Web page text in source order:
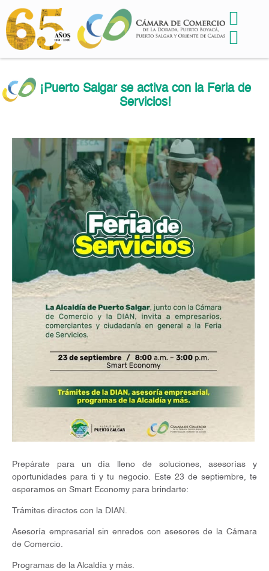
¡Puerto Salgar se activa con la Feria de
Servicios!
Prepárate para un día lleno de soluciones, asesorías y
oportunidades para ti y tu negocio. Este 23 de septiembre, te
esperamos en Smart Economy para brindarte:
Trámites directos con la DIAN.
Asesoría empresarial sin enredos con asesores de la Cámara
de Comercio.
Programas de la Alcaldía y más.